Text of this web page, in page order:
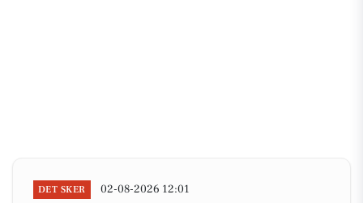
DET SKER 02-08-2026 12:01